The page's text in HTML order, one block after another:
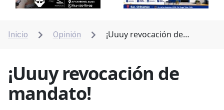
Inicio  Opinión 
¡Uuuy revocación de
¡Uuuy revocación de
mandato!